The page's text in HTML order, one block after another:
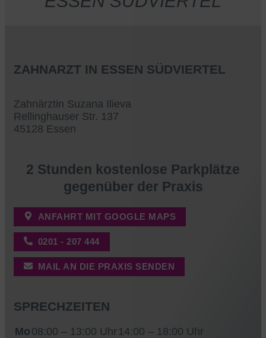
ZAHNARZT IN ESSEN SÜDVIERTEL
Zahnärztin Suzana Ilieva
Rellinghauser Str. 137
45128 Essen
2 Stunden kostenlose Parkplätze
gegenüber der Praxis
ANFAHRT MIT GOOGLE MAPS
0201 - 207 444
MAIL AN DIE PRAXIS SENDEN
SPRECHZEITEN
Mo 08:00 – 13:00 Uhr 14:00 – 18:00 Uhr